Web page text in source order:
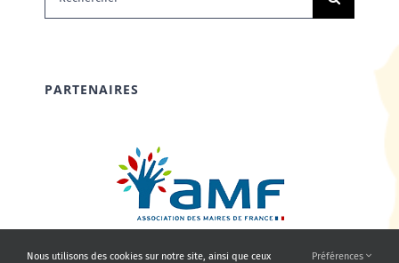
PARTENAIRES
Nous utilisons des cookies sur notre site, ainsi que ceux Préférences